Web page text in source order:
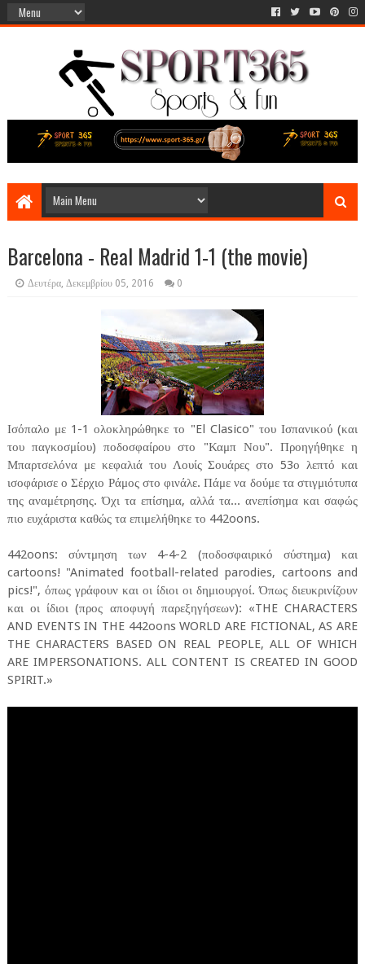
Barcelona - Real Madrid 1-1 (the movie)
Δευτέρα, Δεκεμβρίου 05, 2016 0
Ισόπαλο με 1-1 ολοκληρώθηκε το "El Clasico" του Ισπανικού (και
του παγκοσμίου) ποδοσφαίρου στο "Καμπ Νου". Προηγήθηκε η
Μπαρτσελόνα με κεφαλιά του Λουίς Σουάρες στο 53ο λεπτό και
ισοφάρισε ο Σέρχιο Ράμος στο φινάλε. Πάμε να δούμε τα στιγμιότυπα
της αναμέτρησης. Όχι τα επίσημα, αλλά τα... ανεπίσημα και σαφώς
πιο ευχάριστα καθώς τα επιμελήθηκε το 442oons.
442oons: σύντμηση των 4-4-2 (ποδοσφαιρικό σύστημα) και
cartoons! "Animated football-related parodies, cartoons and
pics!", όπως γράφουν και οι ίδιοι οι δημιουργοί. Όπως διευκρινίζουν
και οι ίδιοι (προς αποφυγή παρεξηγήσεων): «THE CHARACTERS
AND EVENTS IN THE 442oons WORLD ARE FICTIONAL, AS ARE
THE CHARACTERS BASED ON REAL PEOPLE, ALL OF WHICH
ARE IMPERSONATIONS. ALL CONTENT IS CREATED IN GOOD
SPIRIT.»